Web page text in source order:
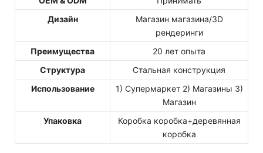
Дизайн
Магазин магазина/3D
рендеринги
Преимущества
20 лет опыта
Структура
Стальная конструкция
Использование
1) Супермаркет 2) Магазины 3)
Магазин
Упаковка
Коробка коробка+деревянная
коробка